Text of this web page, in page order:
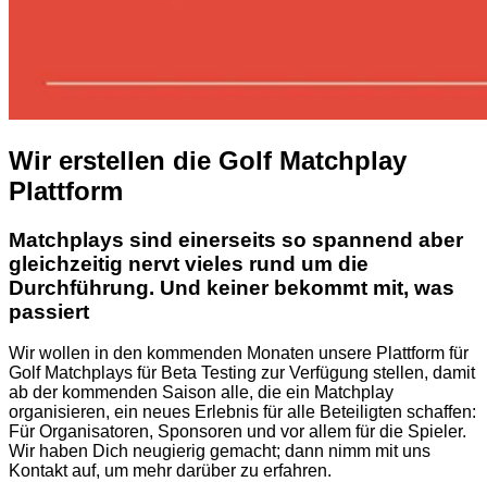
Wir erstellen die Golf Matchplay
Plattform
Matchplays sind einerseits so spannend aber
gleichzeitig nervt vieles rund um die
Durchführung. Und keiner bekommt mit, was
passiert
Wir wollen in den kommenden Monaten unsere Plattform für
Golf Matchplays für Beta Testing zur Verfügung stellen, damit
ab der kommenden Saison alle, die ein Matchplay
organisieren, ein neues Erlebnis für alle Beteiligten schaffen:
Für Organisatoren, Sponsoren und vor allem für die Spieler.
Wir haben Dich neugierig gemacht; dann nimm mit uns
Kontakt auf, um mehr darüber zu erfahren.